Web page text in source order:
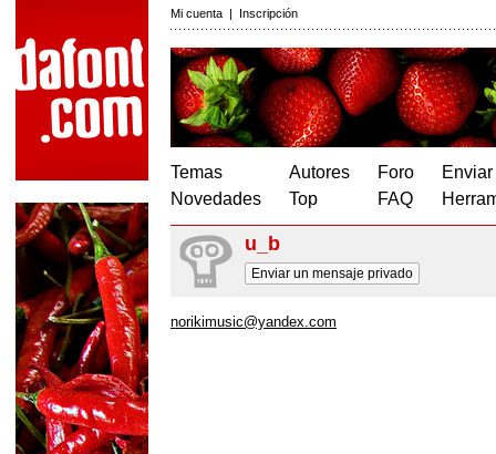
Mi cuenta | Inscripción
Temas
Novedades
Autores
Top
Foro
FAQ
u_b
Enviar un mensaje privado
norikimusic@yandex.com